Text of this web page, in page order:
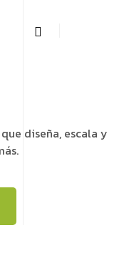
que diseña, escala y